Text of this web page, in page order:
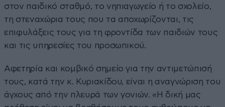
στον παιδικό σταθμό, το νηπιαγωγείο ή το σχολείο,
τη στεναχώρια τους που τα αποχωρίζονται, τις
επιφυλάξεις τους για τη φροντίδα των παιδιών τους
και τις υπηρεσίες του προσωπικού.
Αφετηρία και κομβικό σημείο για την αντιμετώπισή
τους, κατά την κ. Κυριακίδου, είναι η αναγνώριση του
άγχους από την πλευρά των γονιών. «Η δική μας